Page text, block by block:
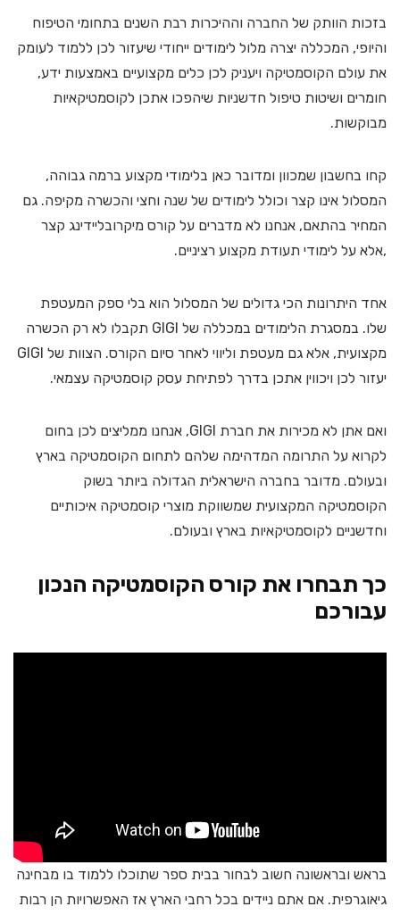
בזכות הוותק של החברה וההיכרות רבת השנים בתחומי הטיפוח
והיופי, המכללה יצרה מלול לימודים ייחודי שיעזור לכן ללמוד לעומק
את עולם הקוסמטיקה ויעניק לכן כלים מקצועיים באמצעות ידע,
חומרים ושיטות טיפול חדשניות שיהפכו אתכן לקוסמטיקאיות
מבוקשות.
קחו בחשבון שמכוון ומדובר כאן בלימודי מקצוע ברמה גבוהה,
המסלול אינו קצר וכולל לימודים של שנה וחצי והכשרה מקיפה. גם
המחיר בהתאם, אנחנו לא מדברים על קורס מיקרובליידינג קצר
,אלא על לימודי תעודת מקצוע רציניים.
אחד היתרונות הכי גדולים של המסלול הוא בלי ספק המעטפת
שלו. במסגרת הלימודים במכללה של GIGI תקבלו לא רק הכשרה
מקצועית, אלא גם מעטפת וליווי לאחר סיום הקורס. הצוות של GIGI
יעזור לכן ויכווין אתכן בדרך לפתיחת עסק קוסמטיקה עצמאי.
ואם אתן לא מכירות את חברת GIGI, אנחנו ממליצים לכן בחום
לקרוא על התרומה המדהימה שלהם לתחום הקוסמטיקה בארץ
ובעולם. מדובר בחברה הישראלית הגדולה ביותר בשוק
הקוסמטיקה המקצועית שמשווקת מוצרי קוסמטיקה איכותיים
וחדשניים לקוסמטיקאיות בארץ ובעולם.
כך תבחרו את קורס הקוסמטיקה הנכון
עבורכם
בראש ובראשונה חשוב לבחור בבית ספר שתוכלו ללמוד בו מבחינה
גיאוגרפית. אם אתם ניידים בכל רחבי הארץ אז האפשרויות הן רבות